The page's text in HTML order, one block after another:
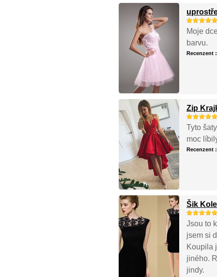
Moje
barvu.
Recenzent
Zip
Tyto
moc
Recenzent
Šik
Jsou to
jsem si
Koupila
jiného.
jindy.